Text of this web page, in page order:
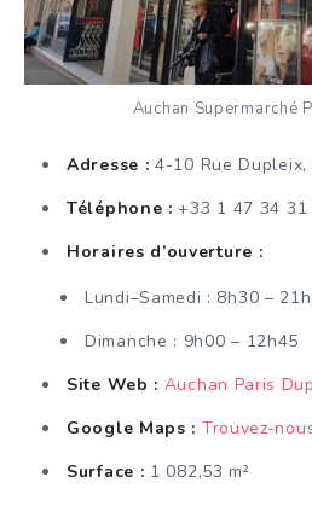
Auchan Supermarché
Adresse : 4-10 Rue Dupleix,
Téléphone : +33 1 47 34 31
Horaires d’ouverture :
Lundi–Samedi : 8h30 –
Dimanche : 9h00 – 12h45
Site Web : Auchan Paris
Google Maps : Trouvez-
Surface : 1 082,53 m²